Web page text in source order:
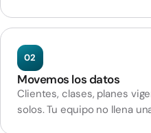
02
Movemos los datos
Clientes, clases, planes
solos. Tu equipo no llena